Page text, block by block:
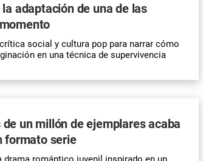
adaptación de una de las
social y cultura pop para narrar cómo
en una técnica de supervivencia
un millón de ejemplares acaba
formato serie